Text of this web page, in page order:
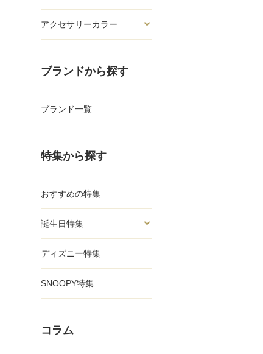
アクセサリーカラー
ブランドから探す
ブランド一覧
特集から探す
おすすめの特集
誕生日特集
ディズニー特集
SNOOPY特集
コラム